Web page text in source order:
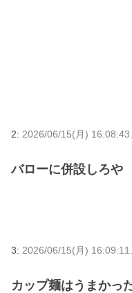
2: 2026/06/15(月)
バローに併設しろや
3: 2026/06/15(月)
カップ麺はうまかっ